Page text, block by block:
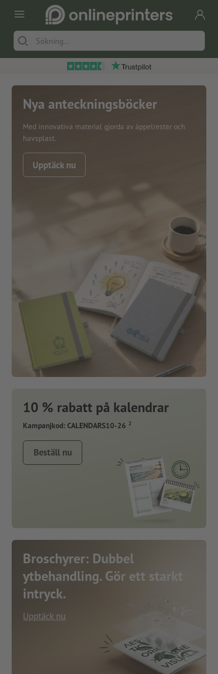
Nya anteckningsböcker
Med innovativa material gjorda av äppelrester och
havsplast.
Upptäck nu
10 % rabatt på kalendrar
Kampanjkod: CALENDARS10-26 2
Beställ nu
Broschyrer: Dubbel
ytbehandling. Gör ett starkt
intryck.
Upptäck nu